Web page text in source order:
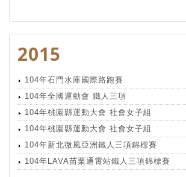
2015
104年石門水庫國際路跑賽
104年全國運動會 鐵人三項
104年桃園縣運動大會 社會女子組
104年桃園縣運動大會 社會女子組
104年新北微風亞洲鐵人三項錦標賽
104年LAVA苗栗通霄站鐵人三項錦標賽